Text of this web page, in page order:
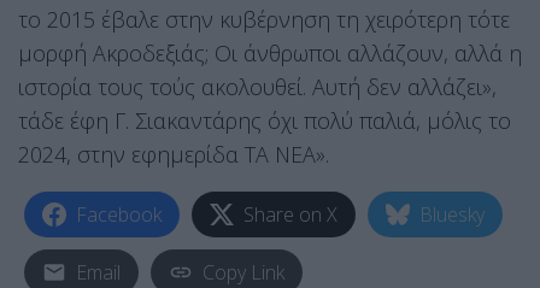
το 2015 έβαλε στην κυβέρνηση τη χειρότερη τότε
μορφή Ακροδεξιάς; Οι άνθρωποι αλλάζουν, αλλά η
ιστορία τους τούς ακολουθεί. Αυτή δεν αλλάζει»,
τάδε έφη Γ. Σιακαντάρης όχι πολύ παλιά, μόλις το
2024, στην εφημερίδα ΤΑ ΝΕΑ».
Facebook Share on X Bluesky
Email Copy Link